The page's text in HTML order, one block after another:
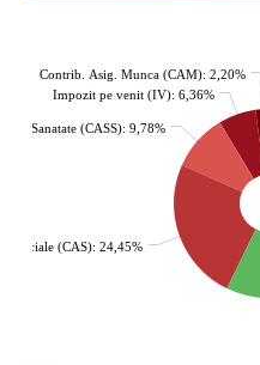
Sociale (CAS): 24,45%
Sanatate (CASS): 9,78%
Impozit pe venit (IV): 6,36%
Contrib. Asig. Munca (CAM): 2,20%